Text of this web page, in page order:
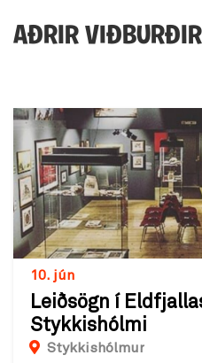
AÐRIR VIÐBURÐIR
10. jún
Leiðsögn í
Stykkishólmi
Stykkishólmur